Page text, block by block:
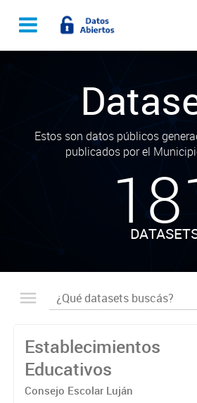
Estos son datos públicos
publicados por el
Establecimientos
Educativos
Consejo Escolar Luján